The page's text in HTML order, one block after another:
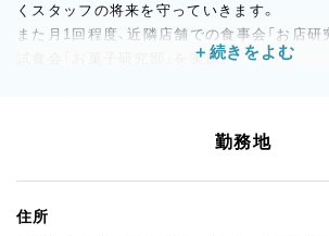
くスタッフの将来を守っていきます。
また月1回程度、近隣店舗での食事会「お店研
試食会「お菓子研究部」を実施。
アルバイトには正社員登用制度もあり、ライ
たキャリアの選択肢が開かれています。
勤務地
住所